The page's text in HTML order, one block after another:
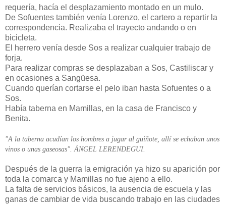
requería, hacía el desplazamiento montado en un mulo.
De Sofuentes también venía Lorenzo, el cartero a repartir la
correspondencia. Realizaba el trayecto andando o en
bicicleta.
El herrero venía desde Sos a realizar cualquier trabajo de
forja.
Para realizar compras se desplazaban a Sos, Castiliscar y
en ocasiones a Sangüesa.
Cuando querían cortarse el pelo iban hasta Sofuentes o a
Sos.
Había taberna en Mamillas, en la casa de Francisco y
Benita.
"A la taberna acudían los hombres a jugar al guiñote, allí se echaban unos
vinos o unas gaseosas". ÁNGEL LERENDEGUI.
Después de la guerra la emigración ya hizo su aparición por
toda la comarca y Mamillas no fue ajeno a ello.
La falta de servicios básicos, la ausencia de escuela y las
ganas de cambiar de vida buscando trabajo en las ciudades